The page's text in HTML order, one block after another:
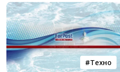
Tехно